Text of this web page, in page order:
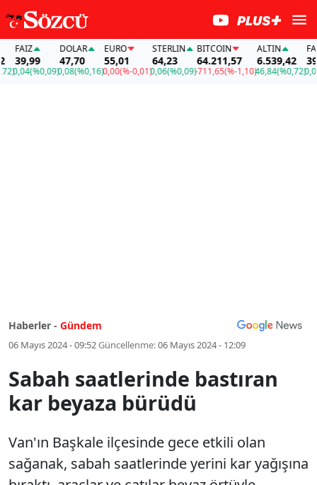
(%0,09)
DOLAR
47,70
0,08(%0,16)
EURO
55,01
0,00(%-0,01)
STERLIN
64,23
0,06(%0,09)
BITCOIN
64.211,57
-711,65(%-1,10)
ALTIN
6.539,42
46,84(%0,72)
FAİZ
39,99
0,04
Haberler - Gündem
06 Mayıs 2024 - 09:52Güncellenme:06 Mayıs 2024 - 12:09
Sabah saatlerinde bastıran
kar beyaza bürüdü
Van'ın Başkale ilçesinde gece etkili olan
sağanak, sabah saatlerinde yerini kar yağışına